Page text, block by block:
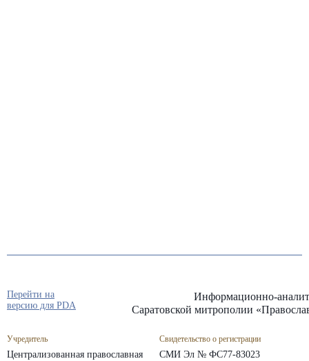
Информационно-
Саратовской митрополии
Учредитель
Централизованная православная
Свидетельство о регистрации
СМИ Эл № ФС77-83023
Перейти на
версию для PDA